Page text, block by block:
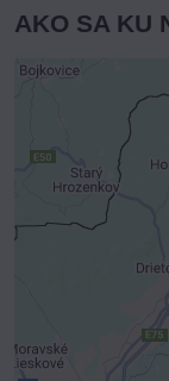
AKO SA KU
Externý
Prajete
Povoliť a